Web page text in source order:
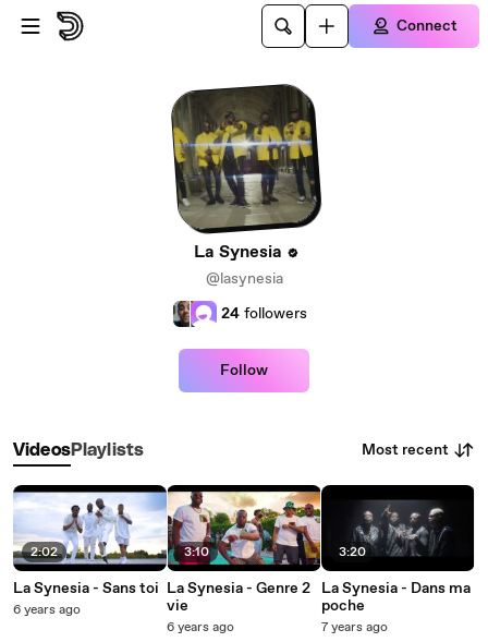
Skip to main content
Connect
La Synesia
@lasynesia
24 followers
Follow
VideosPlaylists Most recent
2:02
La Synesia - Sans toi
6 years ago
3:10
La Synesia - Genre 2
vie
6 years ago
3:20
La Synesia - Dans ma
poche
7 years ago